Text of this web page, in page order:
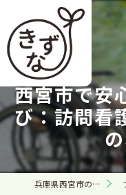
西宮市で安
び：訪問看
兵庫県西宮市の訪問看護なら合同会社きずな